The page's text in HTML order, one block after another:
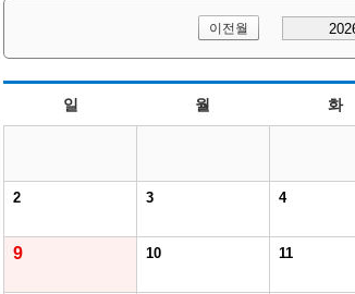
이전월
일 월 화
2 3 4
9 10 11